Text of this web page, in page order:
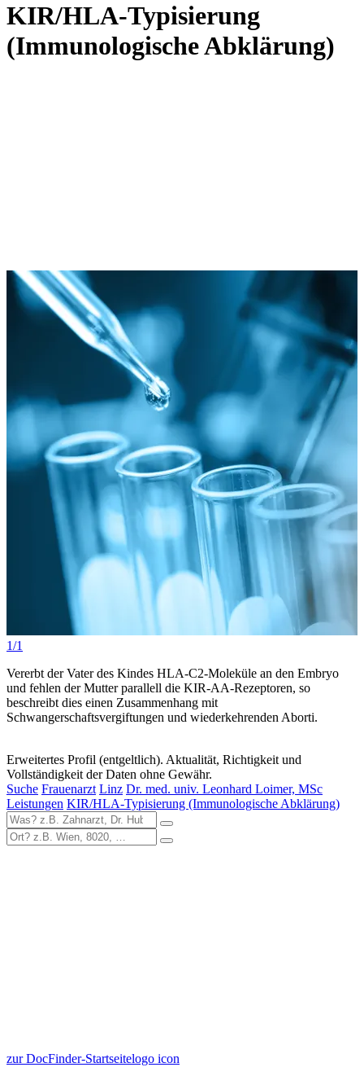
KIR/HLA-Typisierung
(Immunologische Abklärung)
1/1
Vererbt der Vater des Kindes HLA-C2-Moleküle an den Embryo
und fehlen der Mutter parallell die KIR-AA-Rezeptoren, so
beschreibt dies einen Zusammenhang mit
Schwangerschaftsvergiftungen und wiederkehrenden Aborti.
Erweitertes Profil (entgeltlich). Aktualität, Richtigkeit und
Vollständigkeit der Daten ohne Gewähr.
Suche Frauenarzt Linz Dr. med. univ. Leonhard Loimer, MSc
Leistungen KIR/HLA-Typisierung (Immunologische Abklärung)
zur DocFinder-Startseitelogo icon